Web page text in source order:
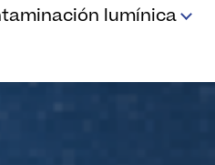
lumínica